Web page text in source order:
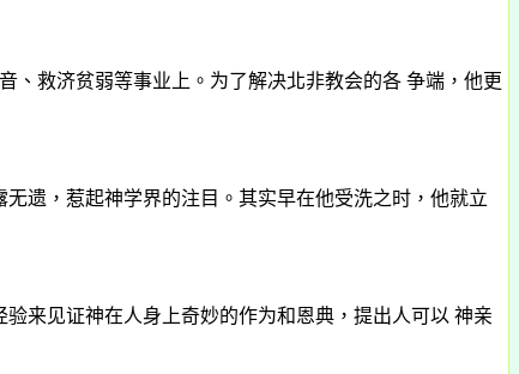
救济贫弱等事业上。为了解决北非教会的各 争端，他更
遗，惹起神学界的注目。其实早在他受洗之时，他就立
来见证神在人身上奇妙的作为和恩典，提出人可以 神亲